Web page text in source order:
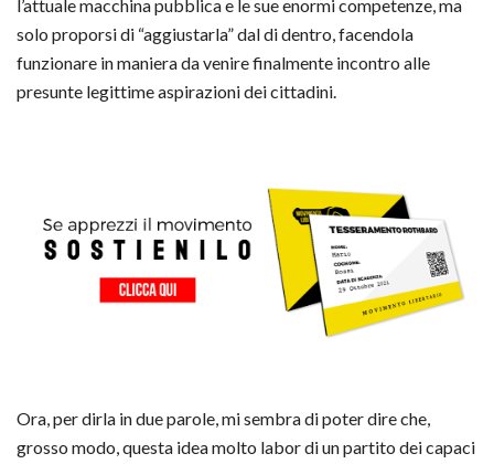
l’attuale macchina pubblica e le sue enormi competenze, ma
solo proporsi di “aggiustarla” dal di dentro, facendola
funzionare in maniera da venire finalmente incontro alle
presunte legittime aspirazioni dei cittadini.
Ora, per dirla in due parole, mi sembra di poter dire che,
grosso modo, questa idea molto labor di un partito dei capaci